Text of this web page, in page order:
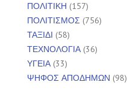
ΠΟΛΙΤΙΚΗ (157)
ΠΟΛΙΤΙΣΜΟΣ (756)
ΤΑΞΙΔΙ (58)
ΤΕΧΝΟΛΟΓΙΑ(36)
ΥΓΕΙΑ(33)
ΨΗΦΟΣ ΑΠΟΔΗΜΩΝ (98)